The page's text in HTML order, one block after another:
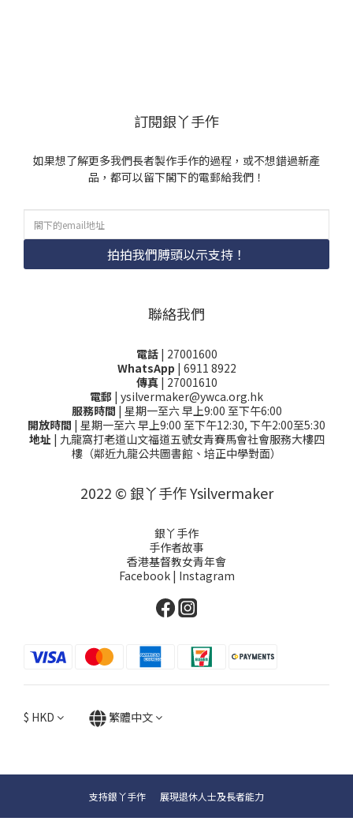
訂閱銀丫手作
如果想了解更多我們長者製作手作的過程，或不想錯過新產
品，都可以留下閣下的電郵給我們！
拍拍我們膊頭以示支持！
聯絡我們
電話 | 27001600
WhatsApp | 6911 8922
傳真| 27001610
電郵 | ysilvermaker@ywca.org.hk
服務時間 | 星期一至六 早上9:00 至下午6:00
開放時間 | 星期一至六 早上9:00 至下午12:30, 下午2:00至5:30
地址 | 九龍窩打老道山文福道五號女青賽馬會社會服務大樓四
樓（鄰近九龍公共圖書館、培正中學對面）
2022 © 銀丫手作 Ysilvermaker
銀丫手作
手作者故事
香港基督教女青年會
Facebook | Instagram
$ HKD 繁體中文
支持銀丫手作 展現退休人士及長者能力